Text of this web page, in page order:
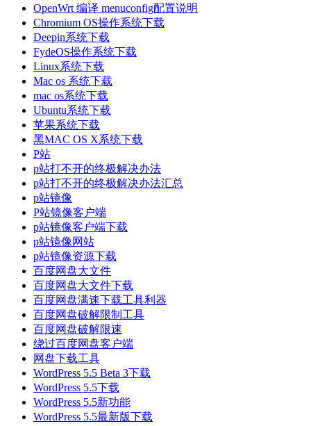
OpenWrt 编译 menuconfig配置说明
Chromium OS操作系统下载
Deepin系统下载
FydeOS操作系统下载
Linux系统下载
Mac os 系统下载
mac os系统下载
Ubuntu系统下载
苹果系统下载
黑MAC OS X系统下载
P站
p站打不开的终极解决办法
p站打不开的终极解决办法汇总
p站镜像
P站镜像客户端
p站镜像客户端下载
p站镜像网站
p站镜像资源下载
百度网盘大文件
百度网盘大文件下载
百度网盘满速下载工具利器
百度网盘破解限制工具
百度网盘破解限速
绕过百度网盘客户端
网盘下载工具
WordPress 5.5 Beta 3下载
WordPress 5.5下载
WordPress 5.5新功能
WordPress 5.5最新版下载